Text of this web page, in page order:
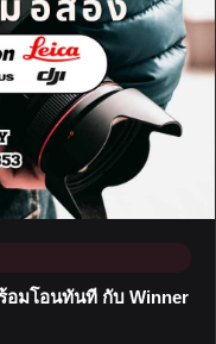
อมโอนทันที กับ Winner